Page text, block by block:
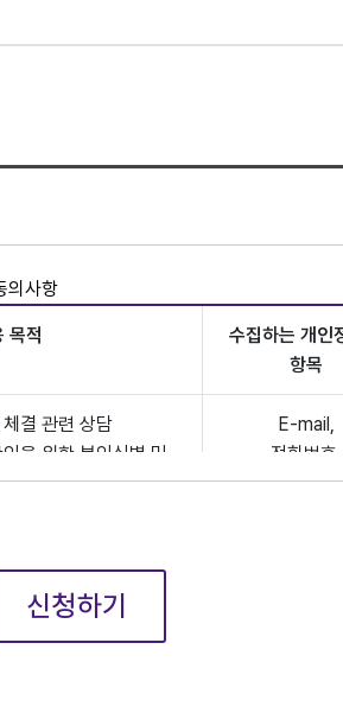
의사항
목적
수집하는 개인
항목
결 관련 상담
을 위한 본인식별 및
E-mail,
전화번호,
핸드폰번
한 동의를 거부하실 수 있습니다. 다만 동의
을 안내드립니다.
신청하기